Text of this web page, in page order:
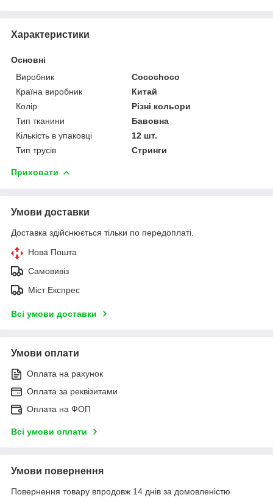
Характеристики
Основні
Виробник
Cocochoco
Країна виробник
Китай
Колір
Різні кольори
Тип тканини
Бавовна
Кількість в упаковці
12 шт.
Тип трусів
Стринги
Приховати
Умови доставки
Доставка здійснюється тільки по передоплаті.
Нова Пошта
Самовивіз
Міст Експрес
Всі умови доставки
Умови оплати
Оплата на рахунок
Оплата за реквізитами
Оплата на ФОП
Всі умови оплати
Умови повернення
Повернення товару впродовж 14 днів за домовленістю